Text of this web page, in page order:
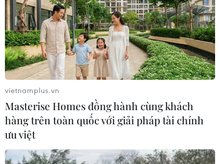
Nghệ An: Bốn nữ học sinh tử vong do đuối
vietnamplus.vn
Masterise Homes đồng hành cùng khách
hàng trên toàn quốc với giải pháp tài chính
ưu việt